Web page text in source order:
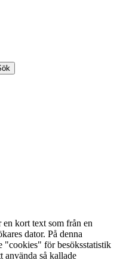
kort text som från en
dator. På denna
"cookies" för besöks­statistik
använda så kallade